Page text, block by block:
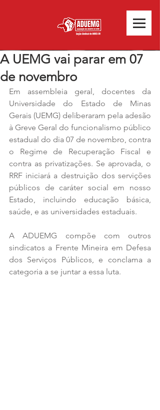
A UEMG vai parar em 07
de novembro
Em assembleia geral, docentes da
Universidade do Estado de Minas
Gerais (UEMG) deliberaram pela adesão
à Greve Geral do funcionalismo público
estadual do dia 07 de novembro, contra
o Regime de Recuperação Fiscal e
contra as privatizações. Se aprovada, o
RRF iniciará a destruição dos servições
públicos de caráter social em nosso
Estado, incluindo educação básica,
saúde, e as universidades estaduais.
A ADUEMG compõe com outros
sindicatos a Frente Mineira em Defesa
dos Serviços Públicos, e conclama a
categoria a se juntar a essa luta.